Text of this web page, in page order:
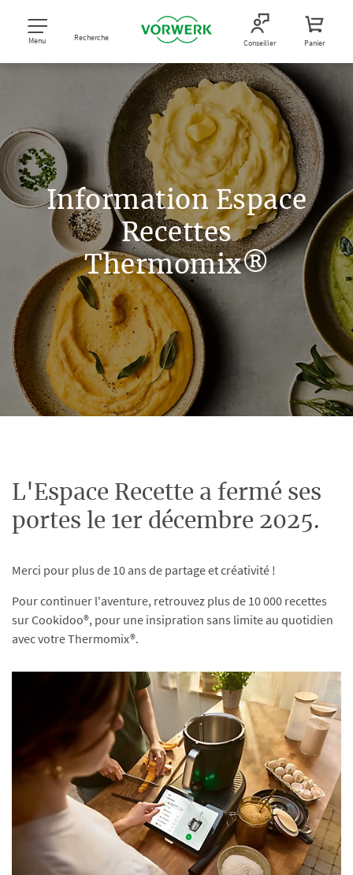
Menu Recherche Conseiller Panier
Information Espace
Recettes
Thermomix®
L'Espace Recette a fermé ses
portes le 1er décembre 2025.
Merci pour plus de 10 ans de partage et créativité !
Pour continuer l'aventure, retrouvez plus de 10 000 recettes
sur Cookidoo®, pour une insipration sans limite au quotidien
avec votre Thermomix®.